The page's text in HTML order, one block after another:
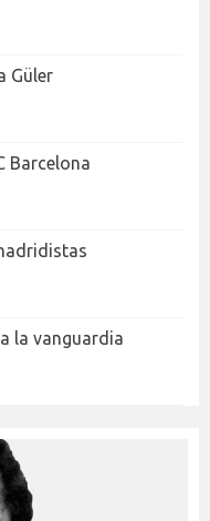
Güler
Barcelona
la vanguardia